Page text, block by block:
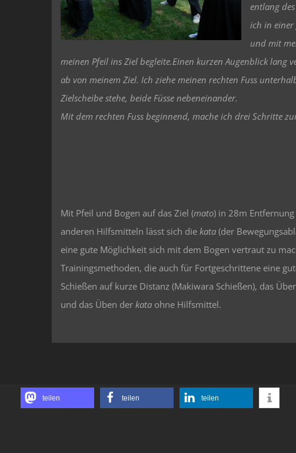
entlang
ich in einer
und mit
meinen Pfeil ins Ziel begleite.Einen kurzen Augenblick lang
ab von meinem Ziel. Ich ziehe meinen rechten Fuss
Zielscheibe stehe, beide Füsse nebeneinander.
Mit dem rechten Fuss beginnend, mache ich drei Schritte
Mit Pfeil und Bogen auf das Ziel (mato) in 28m
anderen Hilfsmitteln lässt sich die kata (der
eine gute Möglichkeit sich mit dem Bogen vertraut zu
Trainingsmethoden, die auch für Fortgeschrittene eine
Schießen auf kurze Distanz (Makiwara Schießen), das
und das Üben der kata ohne Hilfsmittel.
teilen teilen teilen